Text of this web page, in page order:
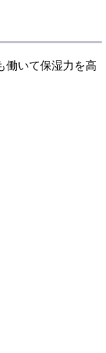
働いて保湿力を高